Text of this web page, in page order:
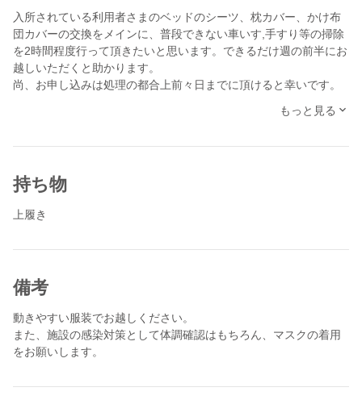
入所されている利用者さまのベッドのシーツ、枕カバー、かけ布
団カバーの交換をメインに、普段できない車いす,手すり等の掃除
を2時間程度行って頂きたいと思います。できるだけ週の前半にお
越しいただくと助かります。
尚、お申し込みは処理の都合上前々日までに頂けると幸いです。
もっと見る
持ち物
備考
動きやすい服装でお越しください。
また、施設の感染対策として体調確認はもちろん、マスクの着用
をお願いします。